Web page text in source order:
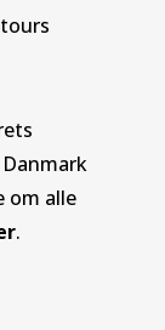
om alle
.